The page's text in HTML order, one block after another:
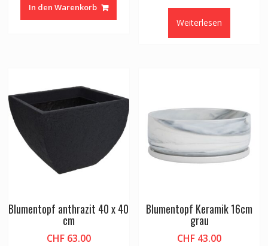
In den Warenkorb
CHF 22.24
Weiterlesen
Blumentopf anthrazit 40 x 40
cm
CHF63.00
Blumentopf Keramik 16cm
grau
CHF 43.00